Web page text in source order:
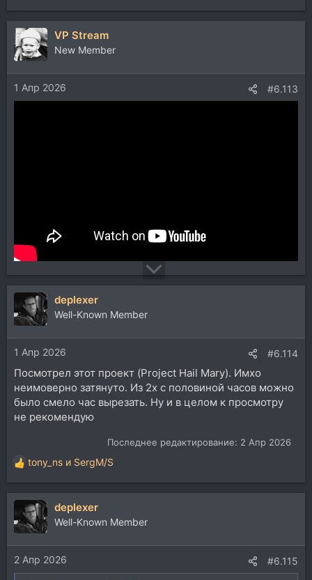
VP Stream
New Member
1 Апр 2026 #6.113
deplexer
Well-Known Member
1 Апр 2026 #6.114
Посмотрел этот проект (Project Hail Mary). Имхо
неимоверно затянуто. Из 2х с половиной часов можно
было смело час вырезать. Ну и в целом к просмотру
не рекомендую
Последнее редактирование: 2 Апр 2026
Р
е
а
ц
и
и
:
tony_ns и SergM/S
deplexer
Well-Known Member
2 Апр 2026 #6.115